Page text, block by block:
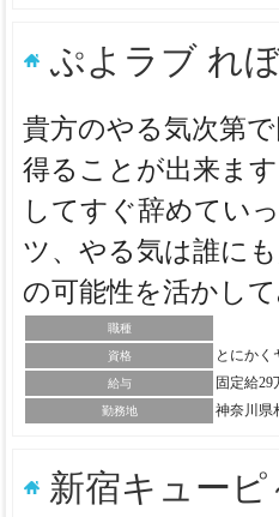
ぷよラブ れ
貴方のやる気次第
得ることが出来ま
してすぐ辞めてい
ツ、やる気は誰に
の可能性を活かし
職種
資格 とにかく
給与 固定給
勤務地 神奈川県
新宿キューピ